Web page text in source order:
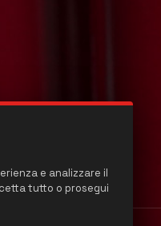
e analizzare il
tutto o prosegui